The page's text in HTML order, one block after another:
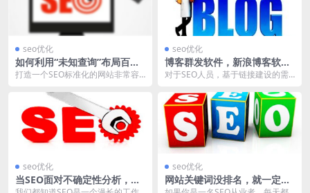
seo优化
如何利用“未知查询”布局百度
搜索长尾流量？
打造一个SEO标准化的网站非常容
的网站就显得没有...
seo优化
博客群发软件，新浪博客软
件，还靠谱吗？
对于SEO人员，基于链接建设的需
软件，其中最常用的...
seo优化
当SEO面对不确定性分析，我
seo优化
网站关键词没排名，就一定没